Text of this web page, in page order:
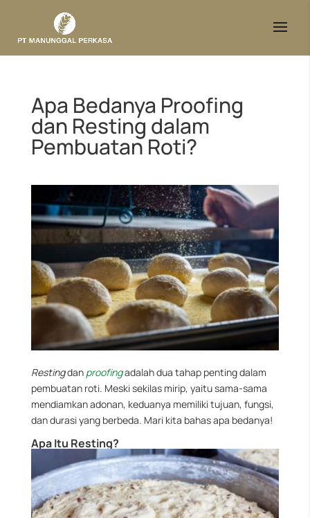
Apa Bedanya Proofing
dan Resting dalam
Pembuatan Roti?
Restingdan proofingadalah dua tahap penting dalam
pembuatan roti. Meski sekilas mirip, yaitu sama-sama
mendiamkan adonan, keduanya memiliki tujuan, fungsi,
dan durasi yang berbeda. Mari kita bahas apa bedanya!
Apa Itu Resting?